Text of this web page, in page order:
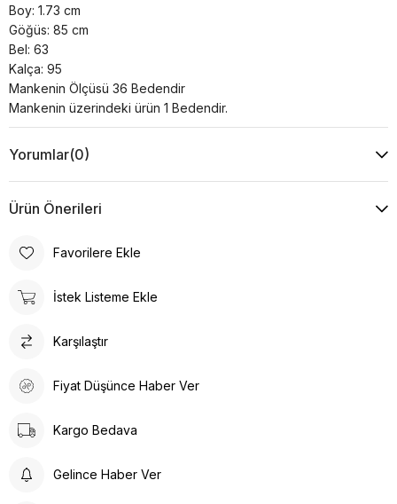
Boy: 1.73 cm
Göğüs: 85 cm
Bel: 63
Kalça: 95
Mankenin Ölçüsü 36 Bedendir
Mankenin üzerindeki ürün 1 Bedendir.
Yorumlar(0)
Ürün Önerileri
Favorilere Ekle
İstek Listeme Ekle
Karşılaştır
Fiyat Düşünce Haber Ver
Kargo Bedava
Gelince Haber Ver